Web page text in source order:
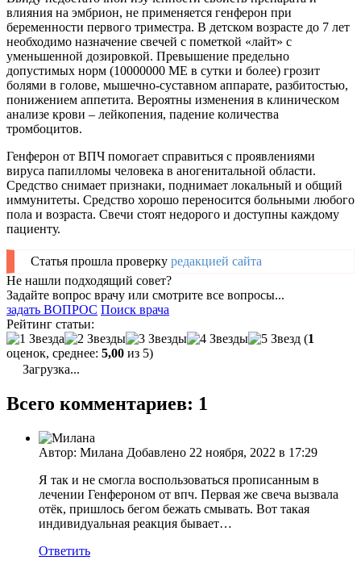
влияния на эмбрион, не применяется генферон при
беременности первого триместра. В детском возрасте до 7 лет
необходимо назначение свечей с пометкой «лайт» с
уменьшенной дозировкой. Превышение предельно
допустимых норм (10000000 МЕ в сутки и более) грозит
болями в голове, мышечно-суставном аппарате, разбитостью,
понижением аппетита. Вероятны изменения в клиническом
анализе крови – лейкопения, падение количества
тромбоцитов.
Генферон от ВПЧ помогает справиться с проявлениями
вируса папилломы человека в аногенитальной области.
Средство снимает признаки, поднимает локальный и общий
иммунитеты. Средство хорошо переносится больными любого
пола и возраста. Свечи стоят недорого и доступны каждому
пациенту.
Статья прошла проверку редакцией сайта
Не нашли подходящий совет?
Задайте вопрос врачу или смотрите все вопросы...
задать ВОПРОС Поиск врача
Рейтинг статьи:
(1
оценок, среднее: 5,00 из 5)
Загрузка...
Всего комментариев: 1
Автор: Милана Добавлено 22 ноября, 2022 в 17:29
Я так и не смогла воспользоваться прописанным в
лечении Генфероном от впч. Первая же свеча вызвала
отёк, пришлось бегом бежать смывать. Вот такая
индивидуальная реакция бывает…
Ответить